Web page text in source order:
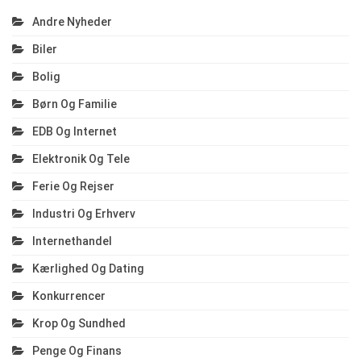
Andre Nyheder
Biler
Bolig
Børn Og Familie
EDB Og Internet
Elektronik Og Tele
Ferie Og Rejser
Industri Og Erhverv
Internethandel
Kærlighed Og Dating
Konkurrencer
Krop Og Sundhed
Penge Og Finans